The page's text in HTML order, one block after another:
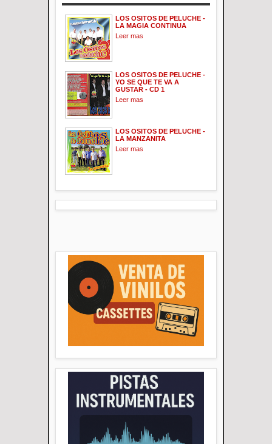
LOS OSITOS DE PELUCHE -
LA MAGIA CONTINUA
Leer mas
LOS OSITOS DE PELUCHE -
YO SE QUE TE VA A
GUSTAR - CD 1
Leer mas
LOS OSITOS DE PELUCHE -
LA MANZANITA
Leer mas